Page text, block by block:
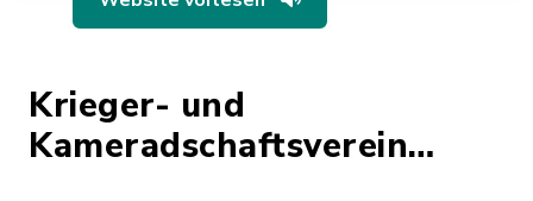
Krieger- und
Kameradschaftsverein